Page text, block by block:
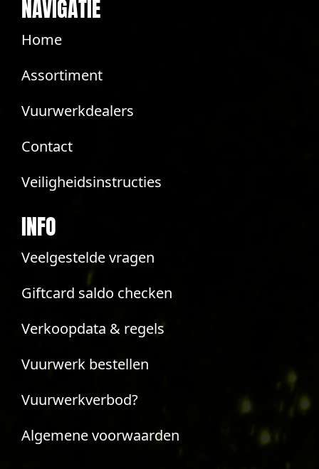
NAVIGATIE
Home
Assortiment
Vuurwerkdealers
Contact
Veiligheidsinstructies
INFO
Veelgestelde vragen
Giftcard saldo checken
Verkoopdata & regels
Vuurwerk bestellen
Vuurwerkverbod?
Algemene voorwaarden